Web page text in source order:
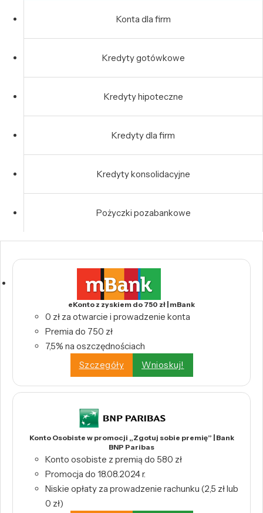
Konta dla firm
Kredyty gotówkowe
Kredyty hipoteczne
Kredyty dla firm
Kredyty konsolidacyjne
Pożyczki pozabankowe
eKonto z zyskiem do 750 zł | mBank
0 zł za otwarcie i prowadzenie konta
Premia do 750 zł
7,5% na oszczędnościach
Szczegóły
Wnioskuj!
Konto Osobiste w promocji „Zgotuj sobie premię” | Bank
BNP Paribas
Konto osobiste z premią do 580 zł
Promocja do 18.08.2024 r.
Niskie opłaty za prowadzenie rachunku (2,5 zł lub
0 zł)